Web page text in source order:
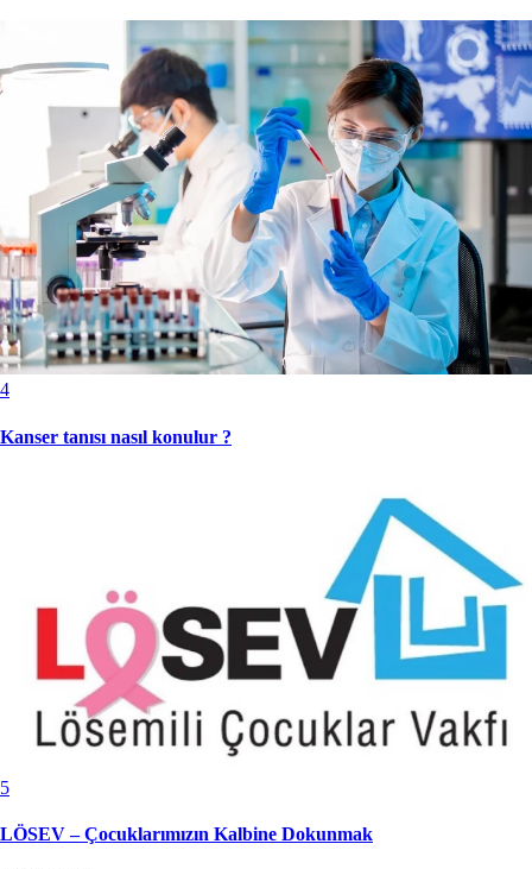
4
Kanser tanısı nasıl konulur ?
5
LÖSEV – Çocuklarımızın Kalbine Dokunmak